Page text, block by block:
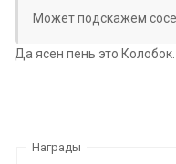
Может подскажем
Да ясен пень это
Награды